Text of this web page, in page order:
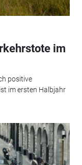
im
positive
im ersten Halbjahr